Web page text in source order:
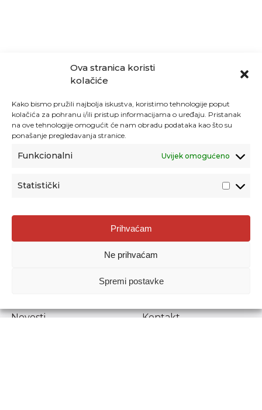
Ova stranica koristi
kolačiće
Kako bismo pružili najbolja iskustva, koristimo tehnologije poput
kolačića za pohranu i/ili pristup informacijama o uređaju. Pristanak
na ove tehnologije omogućit će nam obradu podataka kao što su
ponašanje pregledavanja stranice.
Funkcionalni Uvijek omogućeno
Statistički
Prihvaćam
Ne prihvaćam
Spremi postavke
Agencija za odgoj i obrazovanje
Donje Svetice 38, 10000 Zagreb
1778129
Prenošenje sadržaja dopušteno je uz navođenje izvora.
Novosti
Kontakt